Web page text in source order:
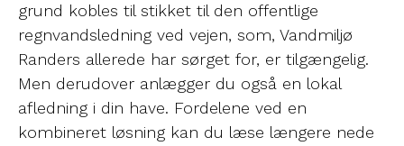
grund kobles til stikket til den offentlige
regnvandsledning ved vejen, som, Vandmiljø
Randers allerede har sørget for, er tilgængelig.
Men derudover anlægger du også en lokal
afledning i din have. Fordelene ved en
kombineret løsning kan du læse længere nede